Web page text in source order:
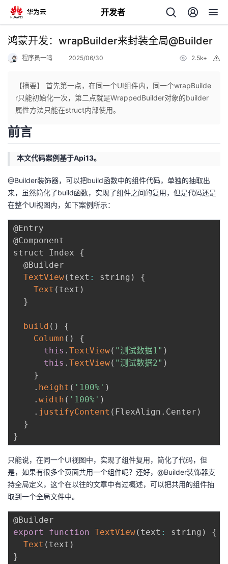
开发者
返
页
开
发
者
我
注
的
开
发
者
我
的
Programs
我
的
支
鸿蒙开发：wrapBuilder来封装全局@Builder
程序员一鸣 2025/06/30 2.5k+
【摘要】 首先第一点，在同一个UI组件内，同一个wrapBuilde
r只能初始化一次，第二点就是WrappedBuilder对象的builder
属性方法只能在struct内部使用。
前言
本文代码案例基于Api13。
@Builder装饰器，可以把build函数中的组件代码，单独的抽取出
来，虽然简化了build函数，实现了组件之间的复用，但是代码还是
在整个UI视图内，如下案例所示：
@Entry
@Component
struct Index {
  @Builder
TextView( text : string )
{
Text ( text )
}
build ( )
{
Column ( )
{
this . TextView( "测试数据1" )
this . TextView( "测试数据2" )
}
. height ( '100%' )
. width ( '100%' )
. justifyContent ( FlexAlign . Center )
}
}
只能说，在同一个UI视图中，实现了组件复用，简化了代码，但
是，如果有很多个页面共用一个组件呢？还好，@Builder装饰器支
持全局定义，这个在以往的文章中有过概述，可以把共用的组件抽
取到一个全局文件中。
export
function TextView( text : string )
{
Text ( text )
}